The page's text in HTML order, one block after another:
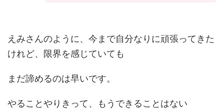
えみさんのように、今まで自分なりに頑張ってきた
けれど、限界を感じていても
まだ諦めるのは早いです。
やることやりきって、もうできることはない